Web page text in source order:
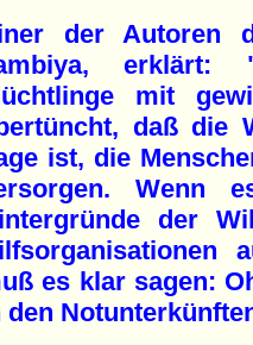
der Autoren
erklärt:
mit
daß die
ist, die
Wenn
der
es klar sagen:
den